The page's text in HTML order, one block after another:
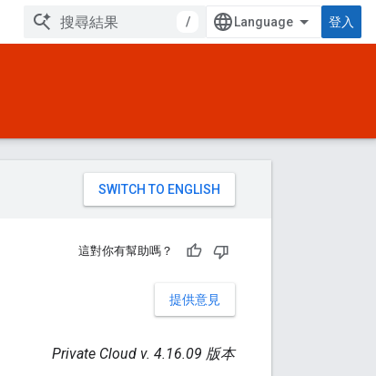
/ 登入
這對你有幫助嗎？
提供意見
Private Cloud v. 4.16.09 版本